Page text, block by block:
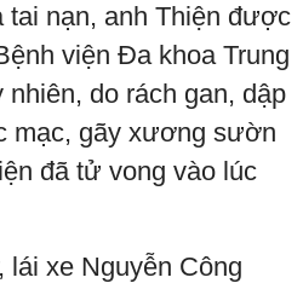
tai nạn, anh Thiện được
viện Đa khoa Trung
do rách gan, dập
mạc, gãy xương sườn
đã tử vong vào lúc
lái xe Nguyễn Công